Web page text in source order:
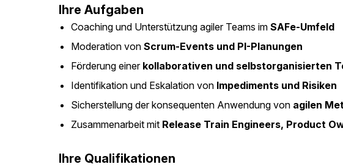
Ihre Aufgaben
Coaching und Unterstützung agiler Teams im SAFe-Umfeld
Moderation von Scrum-Events und PI-Planungen
Förderung einer kollaborativen und selbstorganisierten
Identifikation und Eskalation von Impediments und Risiken
Sicherstellung der konsequenten Anwendung von agilen
Zusammenarbeit mit Release Train Engineers, Product
Ihre Qualifikationen